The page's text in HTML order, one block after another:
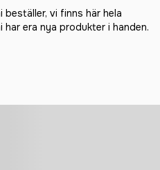
vi finns här hela
era nya produkter i handen.